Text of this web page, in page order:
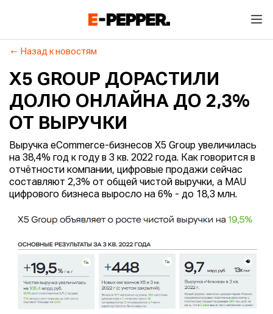
Назад к новостям
X5 GROUP ДОРАСТИЛИ
ДОЛЮ ОНЛАЙНА ДО 2,3%
ОТ ВЫРУЧКИ
Выручка eCommerce-бизнесов X5 Group увеличилась
на 38,4% год к году в 3 кв. 2022 года. Как говорится в
отчётности компании, цифровые продажи сейчас
составляют 2,3% от общей чистой выручки, а MAU
цифрового бизнеса выросло на 6% - до 18,3 млн.